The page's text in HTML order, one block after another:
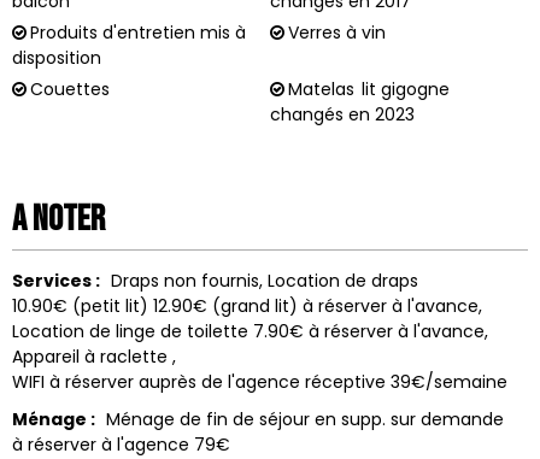
Produits d'entretien mis à
disposition
Verres à vin
Couettes Matelas lit gigogne
changés en 2023
A noter
Services : Draps non fournis Location de draps
10.90€ (petit lit) 12.90€ (grand lit) à réserver à l'avance
Location de linge de toilette 7.90€ à réserver à l'avance
Appareil à raclette
WIFI à réserver auprès de l'agence réceptive 39€/semaine
Ménage : Ménage de fin de séjour en supp. sur demande
à réserver à l'agence 79€